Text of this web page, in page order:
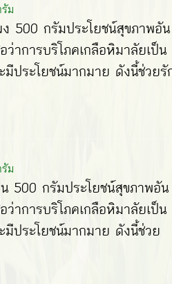
ม
500 กรัมประโยชน์สุขภาพอัน
าการบริโภคเกลือหิมาลัยเป็น
ประโยชน์มากมาย ดังนี้ช่วยรั
ม
500 กรัมประโยชน์สุขภาพอัน
าการบริโภคเกลือหิมาลัยเป็น
ประโยชน์มากมาย ดังนี้ช่วย